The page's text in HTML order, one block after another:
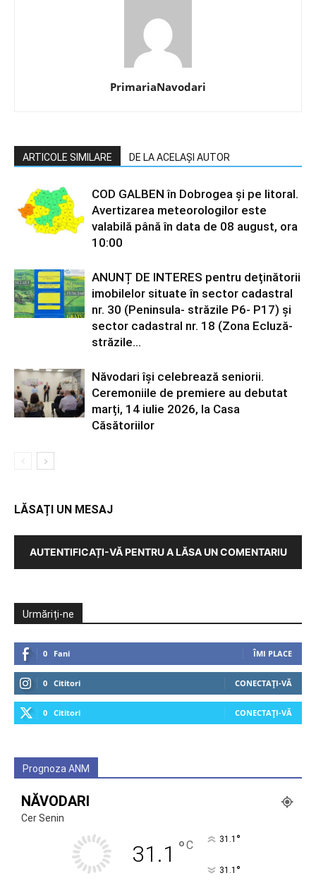
PrimariaNavodari
ARTICOLE SIMILARE DE LA ACELAȘI AUTOR
COD GALBEN în Dobrogea și pe litoral.
Avertizarea meteorologilor este
valabilă până în data de 08 august, ora
10:00
ANUNȚ DE INTERES pentru deținătorii
imobilelor situate în sector cadastral
nr. 30 (Peninsula- străzile P6- P17) și
sector cadastral nr. 18 (Zona Ecluză-
străzile...
Năvodari își celebrează seniorii.
Ceremoniile de premiere au debutat
marți, 14 iulie 2026, la Casa
Căsătoriilor
LĂSAȚI UN MESAJ
AUTENTIFICAȚI-VĂ PENTRU A LĂSA UN COMENTARIU
Urmăriți-ne
0 Fani ÎMI PLACE
0 Cititori CONECTAȚI-VĂ
0 Cititori CONECTAȚI-VĂ
Prognoza ANM
NĂVODARI
Cer Senin
31.1 °C 31.1 °
31.1 °